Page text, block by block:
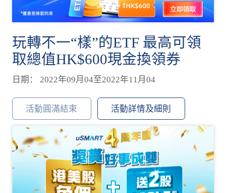
玩轉不一“樣”的ETF 最高可領
取總值HK$600現金換領券
日期： 2022年09月04至2022年11月04
活動圓滿結束 活動詳情及細則